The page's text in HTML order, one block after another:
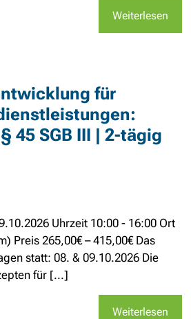
Weiterlesen
für
45 SGB III | 2-tägig
Uhrzeit 10:00 - 16:00 Ort
Preis 265,00€ – 415,00€ Das
statt: 08. & 09.10.2026 Die
für [...]
Weiterlesen